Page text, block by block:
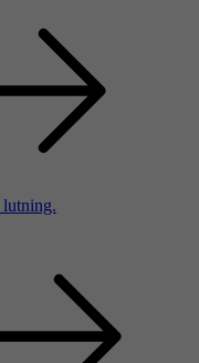
lutning.